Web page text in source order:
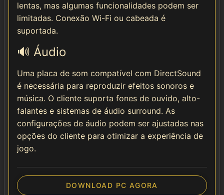
lentas, mas algumas funcionalidades podem ser
limitadas. Conexão Wi-Fi ou cabeada é
suportada.
🔊 Áudio
Uma placa de som compatível com DirectSound
é necessária para reproduzir efeitos sonoros e
música. O cliente suporta fones de ouvido, alto-
falantes e sistemas de áudio surround. As
configurações de áudio podem ser ajustadas nas
opções do cliente para otimizar a experiência de
jogo.
DOWNLOAD PC AGORA